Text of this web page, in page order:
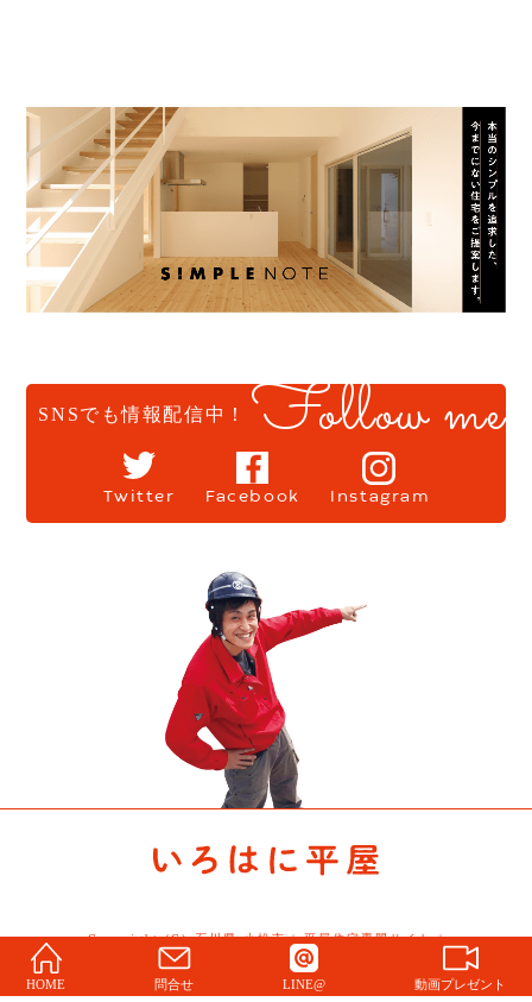
SNSでも情報配信中！ Follow me
Twitter Facebook Instagram
Copyright (C) 石川県 小松市 | 平屋住宅専門サイト |
Story All Rights Reserved.
HOME 問合せ LINE@ 動画プレゼント